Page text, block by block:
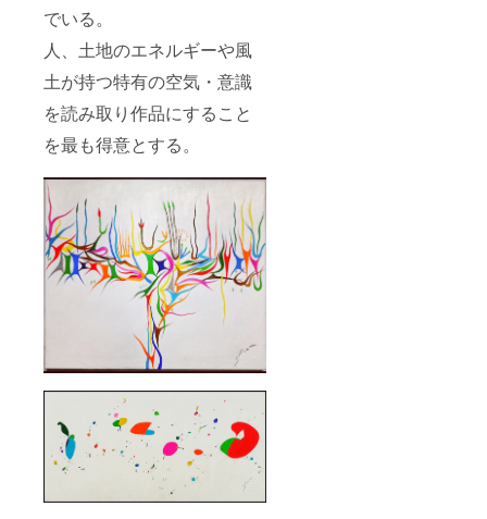
でいる。
人、土地のエネルギーや風
土が持つ特有の空気・意識
を読み取り作品にすること
を最も得意とする。